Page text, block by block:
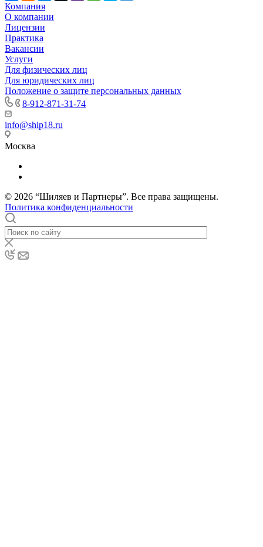
Компания
О компании
Лицензии
Практика
Вакансии
Услуги
Для физических лиц
Для юридических лиц
Положение о защите персональных данных
8-912-871-31-74
info@ship18.ru
Москва
© 2026 “Шиляев и Партнеры”. Все права защищены.
Политика конфиденциальности